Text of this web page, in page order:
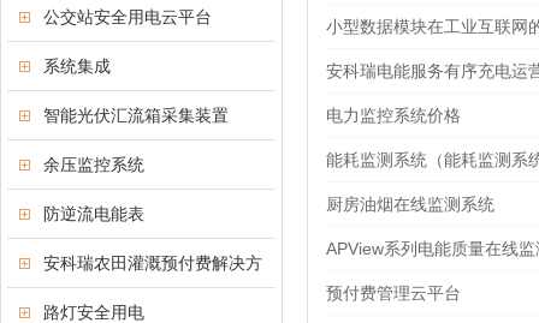
公交站安全用电云平台
系统集成
智能光伏汇流箱采集装置
余压监控系统
防逆流电能表
安科瑞农田灌溉预付费解决方
案
路灯安全用电
小型数据模块在工业互联网
安科瑞电能服务有序充电运
电力监控系统价格
能耗监测系统（能耗监测系
厨房油烟在线监测系统
APView系列电能质量在线
预付费管理云平台